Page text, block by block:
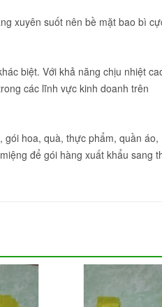
xuyên suốt nên bề mặt bao bì
biệt. Với khả năng chịu nhiệt
các lĩnh vực kinh doanh trên
hoa, quà, thực phẩm, quần áo,
để gói hàng xuất khẩu sang